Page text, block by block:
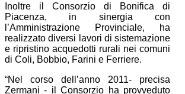
Inoltre il Consorzio di Bonifica di
Piacenza, in sinergia con
l’Amministrazione Provinciale, ha
realizzato diversi lavori di sistemazione
e ripristino acquedotti rurali nei comuni
di Coli, Bobbio, Farini e Ferriere.
“Nel corso dell’anno 2011- precisa
Zermani - il Consorzio ha provveduto